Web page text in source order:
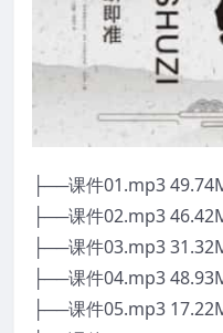
├──课件01.mp3
├──课件02.mp3
├──课件03.mp3
├──课件04.mp3
├──课件05.mp3